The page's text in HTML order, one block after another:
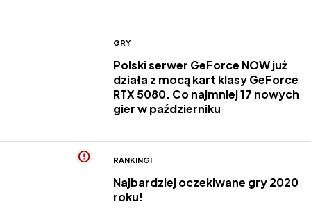
GRY
Polski serwer GeForce NOW już
działa z mocą kart klasy GeForce
RTX 5080. Co najmniej 17 nowych
gier w październiku
RANKINGI
Najbardziej oczekiwane gry 2020
roku!